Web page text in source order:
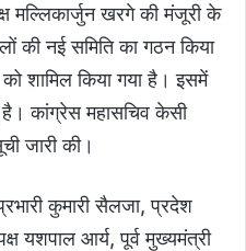
मल्लिकार्जुन खरगे की मंजूरी के
की नई समिति का गठन किया
शामिल किया गया है। इसमें
कांग्रेस महासचिव केसी
जारी की।
कुमारी सैलजा, प्रदेश
यशपाल आर्य, पूर्व मुख्यमंत्री